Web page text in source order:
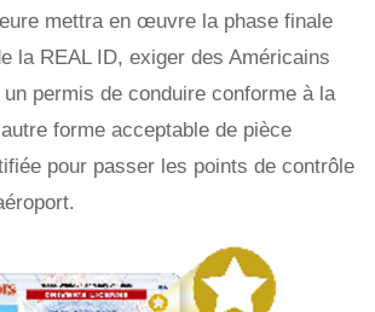
mettra en œuvre la phase finale
la REAL ID, exiger des Américains
permis de conduire conforme à la
forme acceptable de pièce
pour passer les points de contrôle